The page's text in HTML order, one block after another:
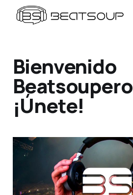
Bienvenido
Beatsoupero
¡Únete!